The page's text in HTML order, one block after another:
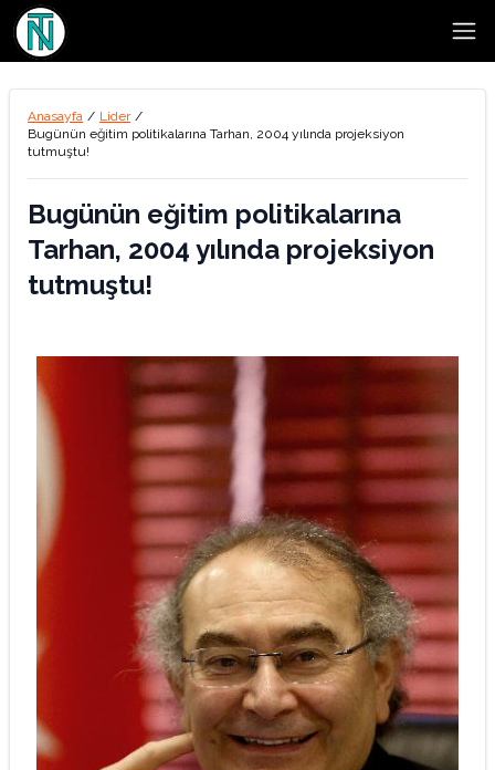
Anasayfa / Lider /
Bugünün eğitim politikalarına Tarhan, 2004 yılında projeksiyon
tutmuştu!
Bugünün eğitim politikalarına
Tarhan, 2004 yılında projeksiyon
tutmuştu!